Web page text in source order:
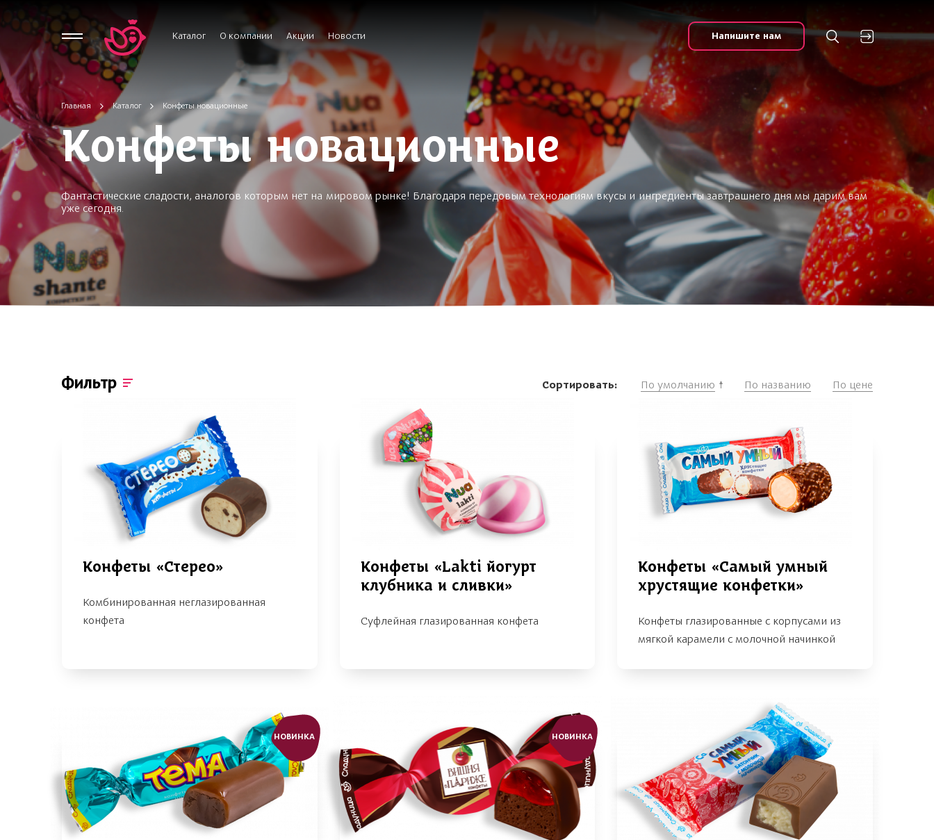
Каталог О компании Акции Новости Напишите нам
Главная Каталог Конфеты новационные
Конфеты новационные
Фантастические сладости, аналогов которым нет на мировом рынке! Благодаря передовым технологиям вкусы и ингредиенты завтрашнего дня мы дарим вам
уже сегодня.
Фильтр Сортировать: По умолчанию По названию По цене
Конфеты «Стерео»
Комбинированная неглазированная
конфета
Конфеты «Lakti йогурт
клубника и сливки»
Суфлейная глазированная конфета
Конфеты «Самый умный
хрустящие конфетки»
Конфеты глазированные с корпусами из
мягкой карамели с молочной начинкой
НОВИНКА НОВИНКА